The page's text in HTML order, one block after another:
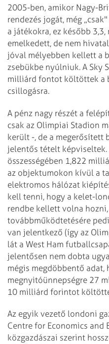
2005-ben, amikor Nagy-
rendezés jogát, még
a játékokra, ez később
emelkedett, de nem
jóval mélyebben kellett a
zsebükbe nyúlniuk. A Sky
milliárd fontot költöttek a
csillogásra.
A pénz nagy részét a
csak az Olimpiai Stadion
került -, de a megerősített
jelentős tételt képviseltek.
összességében 1,822
az objektumokon kívül a
elektromos hálózat
kell tenni, hogy a kelet-
rendbe kellett volna
továbbműködtetésére
van jelentkező (így az
lát a West Ham
jelentősen nem dobta
mégis megdöbbentő adat,
megnyitóünnepségre 27
10 milliárd forintot
Az egyik vezető londoni
Centre for Economics and
közgazdászai szerint